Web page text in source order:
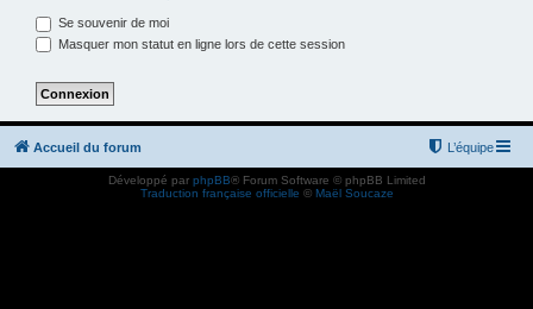
Se souvenir de moi
Masquer mon statut en ligne lors de cette session
Accueil du forum L’équipe
Développé par phpBB® Forum Software © phpBB Limited
Traduction française officielle © Maël Soucaze